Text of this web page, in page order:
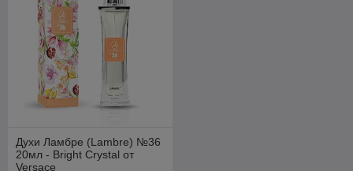
Духи Ламбре (Lambre) №36
20мл - Bright Crystal от
Versace